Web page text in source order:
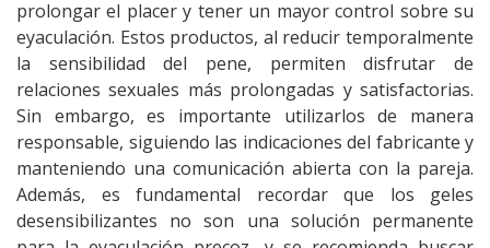
prolongar el placer y tener un mayor control sobre su
eyaculación. Estos productos, al reducir temporalmente
la sensibilidad del pene, permiten disfrutar de
relaciones sexuales más prolongadas y satisfactorias.
Sin embargo, es importante utilizarlos de manera
responsable, siguiendo las indicaciones del fabricante y
manteniendo una comunicación abierta con la pareja.
Además, es fundamental recordar que los geles
desensibilizantes no son una solución permanente